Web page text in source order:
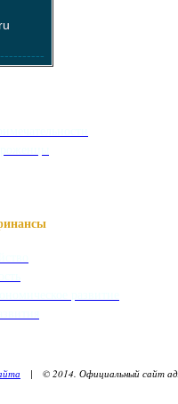
| © 2014. Официальный сайт